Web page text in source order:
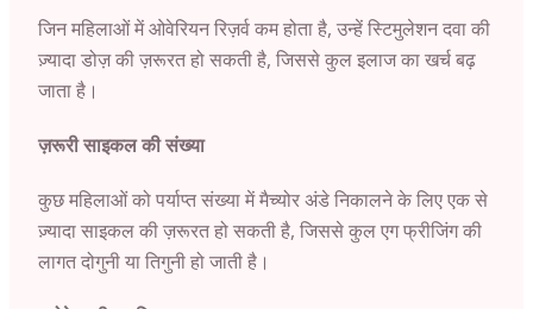
जिन महिलाओं में ओवेरियन रिज़र्व कम होता है, उन्हें स्टिमुलेशन दवा की
ज़्यादा डोज़ की ज़रूरत हो सकती है, जिससे कुल इलाज का खर्च बढ़
जाता है।
ज़रूरी साइकल की संख्या
कुछ महिलाओं को पर्याप्त संख्या में मैच्योर अंडे निकालने के लिए एक से
ज़्यादा साइकल की ज़रूरत हो सकती है, जिससे कुल एग फ्रीजिंग की
लागत दोगुनी या तिगुनी हो जाती है।